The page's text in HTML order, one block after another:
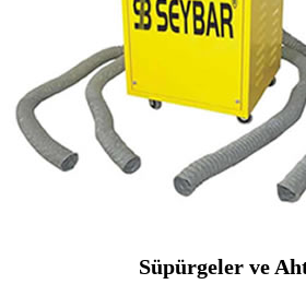
Süpürgeler ve